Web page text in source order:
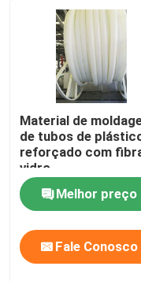
Material de
de tubos de
reforçado com fibra
vidro
Melhor preço
Fale Conosco